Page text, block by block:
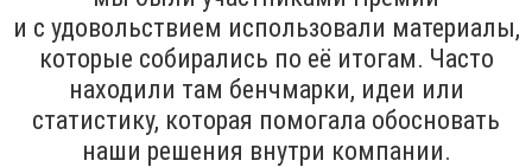
и с удовольствием использовали материалы,
которые собирались по её итогам. Часто
находили там бенчмарки, идеи или
статистику, которая помогала обосновать
наши решения внутри компании.